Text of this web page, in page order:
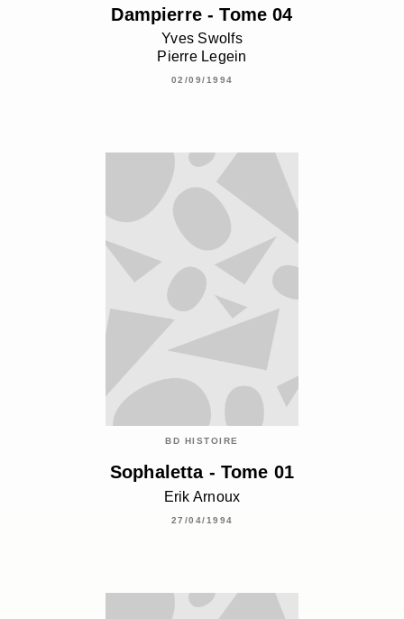
Dampierre - Tome 04
Yves Swolfs
Pierre Legein
02/09/1994
BD HISTOIRE
Sophaletta - Tome 01
Erik Arnoux
27/04/1994